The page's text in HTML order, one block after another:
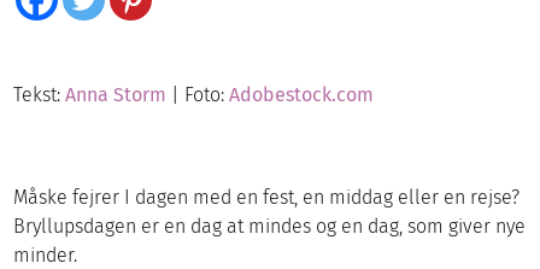
Tekst:Anna Storm | Foto:Adobestock.com
Måske fejrer I dagen med en fest, en middag eller en rejse?
Bryllupsdagen er en dag at mindes og en dag, som giver nye
minder.